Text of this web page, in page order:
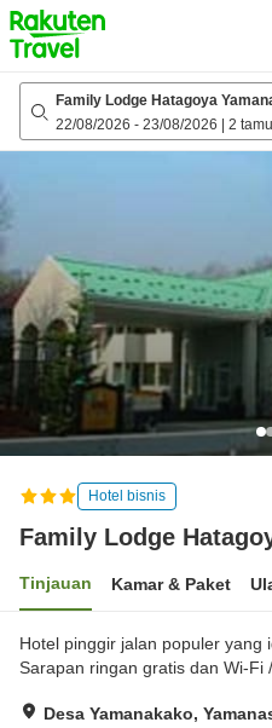
to
top
page
Family Lodge Hatagoya
22/08/2026 - 23/08/2026 2 tamu
Hotel bisnis
Family Lodge
Tinjauan Kamar & Paket
Hotel pinggir jalan populer yang
Sarapan ringan gratis dan Wi-Fi
Desa Yamanakako,